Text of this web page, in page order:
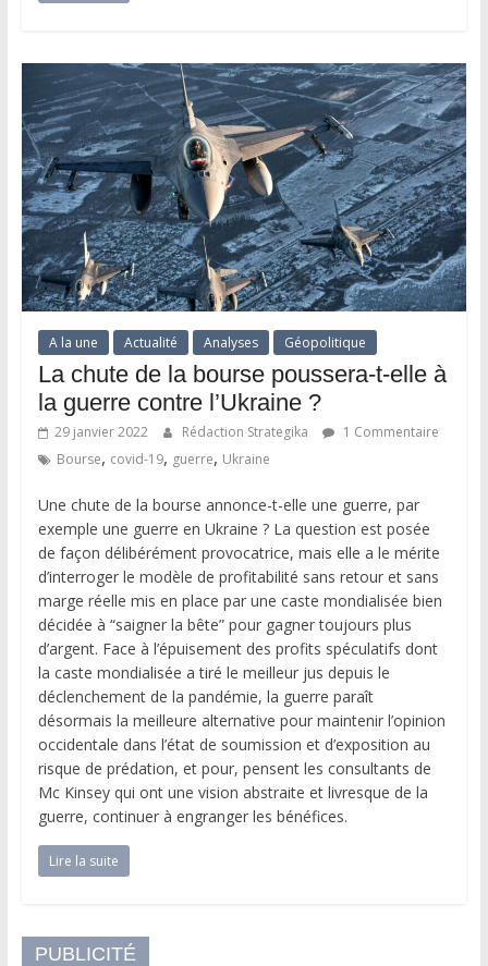
A la une Actualité Analyses Géopolitique
La chute de la bourse poussera-t-elle à
la guerre contre l’Ukraine ?
29 janvier 2022 Rédaction Strategika
1 Commentaire
Bourse, covid-19, guerre, Ukraine
Une chute de la bourse annonce-t-elle une guerre, par
exemple une guerre en Ukraine ? La question est posée
de façon délibérément provocatrice, mais elle a le mérite
d’interroger le modèle de profitabilité sans retour et sans
marge réelle mis en place par une caste mondialisée bien
décidée à “saigner la bête” pour gagner toujours plus
d’argent. Face à l’épuisement des profits spéculatifs dont
la caste mondialisée a tiré le meilleur jus depuis le
déclenchement de la pandémie, la guerre paraît
désormais la meilleure alternative pour maintenir l’opinion
occidentale dans l’état de soumission et d’exposition au
risque de prédation, et pour, pensent les consultants de
Mc Kinsey qui ont une vision abstraite et livresque de la
guerre, continuer à engranger les bénéfices.
Lire la suite
PUBLICITÉ